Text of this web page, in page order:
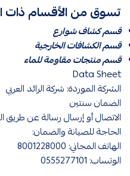
تسوق من الأقسام ذات
قسم كشاف شوارع
قسم الكشافات الخارجية
قسم منتجات مقاومة للماء
Data Sheet
الشركة الموردة: شركة الرائد العربي
الضمان سنتين
الاتصال أو إرسال رسالة عن
الحاجة للصيانة والضمان:
الهاتف المجاني: 8001228000
الوتساب: 0555277101